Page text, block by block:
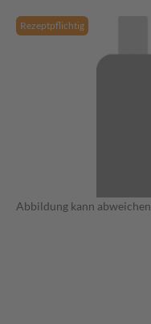
Rezeptpflichtig
Abbildung kann abweichen